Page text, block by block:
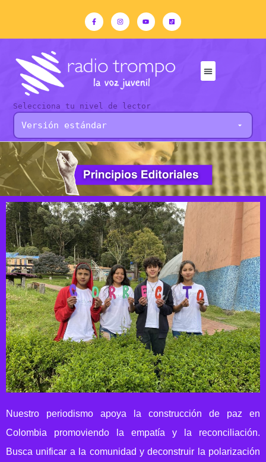
Selecciona tu nivel de lector
Nuestro periodismo apoya la construcción de paz en
Colombia promoviendo la empatía y la reconciliación.
Busca unificar a la comunidad y deconstruir la polarización